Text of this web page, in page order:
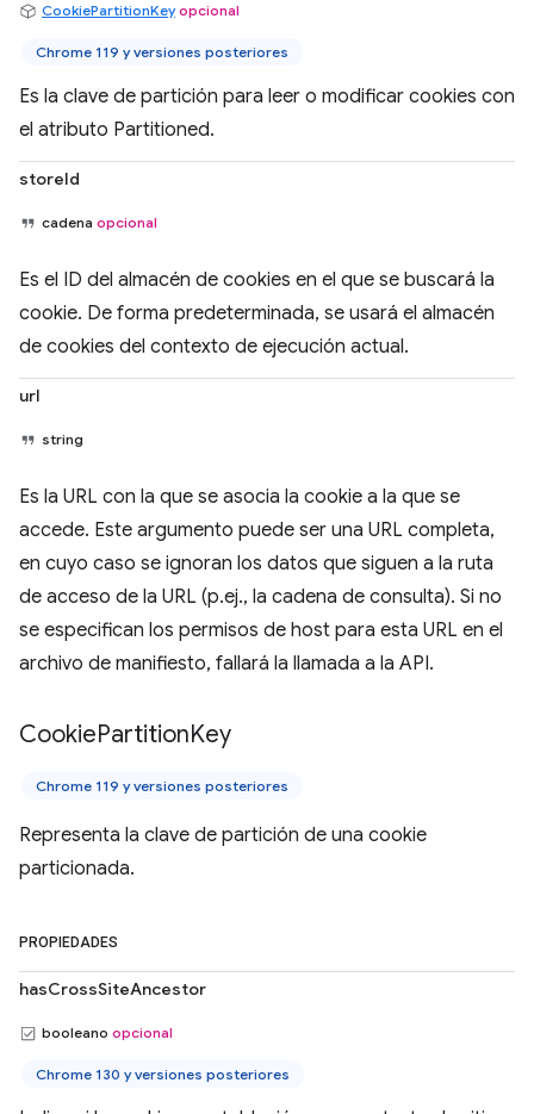
CookiePartitionKey opcional
Chrome 119 y versiones posteriores
Es la clave de partición para leer o modificar cookies con
el atributo Partitioned.
storeId
cadena opcional
Es el ID del almacén de cookies en el que se buscará la
cookie. De forma predeterminada, se usará el almacén
de cookies del contexto de ejecución actual.
url
string
Es la URL con la que se asocia la cookie a la que se
accede. Este argumento puede ser una URL completa,
en cuyo caso se ignoran los datos que siguen a la ruta
de acceso de la URL (p.ej., la cadena de consulta). Si no
se especifican los permisos de host para esta URL en el
archivo de manifiesto, fallará la llamada a la API.
CookiePartitionKey
Chrome 119 y versiones posteriores
Representa la clave de partición de una cookie
particionada.
PROPIEDADES
hasCrossSiteAncestor
booleano opcional
Chrome 130 y versiones posteriores